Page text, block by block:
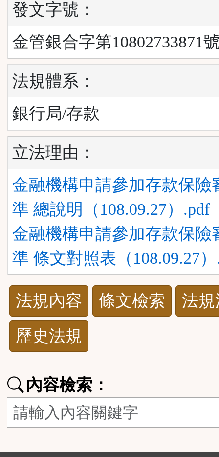
發文字號：
金管銀合字第10802733871
法規體系：
銀行局/存款
立法理由：
金融機構申請參加存款保險
準 總說明（108.09.27）.pdf
金融機構申請參加存款保險
準 條文對照表（108.09.27
法
規
功
按
鈕
法規內容 條文檢索
法
歷史法規
內容檢索：